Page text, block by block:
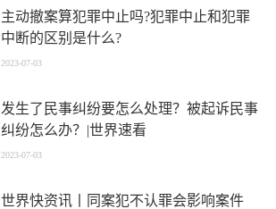
主动撤案算犯罪中止吗?犯罪中止和犯罪
中断的区别是什么?
2023-07-03
发生了民事纠纷要怎么处理？被起诉民事
纠纷怎么办？|世界速看
2023-07-03
世界快资讯丨同案犯不认罪会影响案件